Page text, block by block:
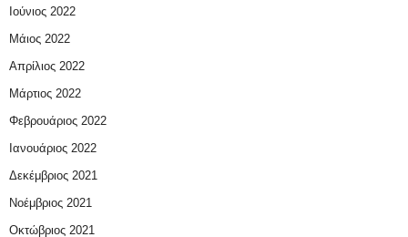
Ιούνιος 2022
Μάιος 2022
Απρίλιος 2022
Μάρτιος 2022
Φεβρουάριος 2022
Ιανουάριος 2022
Δεκέμβριος 2021
Νοέμβριος 2021
Οκτώβριος 2021